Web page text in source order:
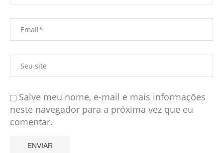
Salve meu nome, e-mail e mais informações
neste navegador para a próxima vez que eu
comentar.